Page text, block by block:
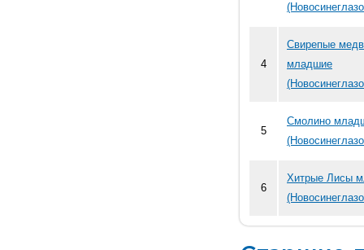
4
Свирепые
младшие
5
Смолино
6
Хитрые Лисы